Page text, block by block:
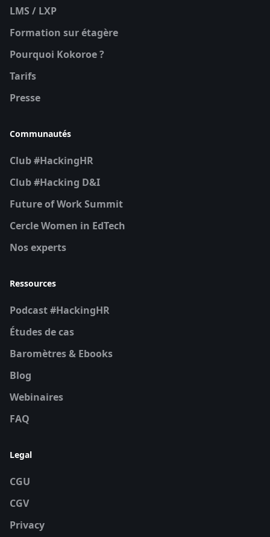
LMS / LXP
Formation sur étagère
Pourquoi Kokoroe ?
Tarifs
Presse
Communautés
Club #HackingHR
Club #Hacking D&I
Future of Work Summit
Cercle Women in EdTech
Nos experts
Ressources
Podcast #HackingHR
Études de cas
Baromètres & Ebooks
Blog
Webinaires
FAQ
Legal
CGU
CGV
Privacy